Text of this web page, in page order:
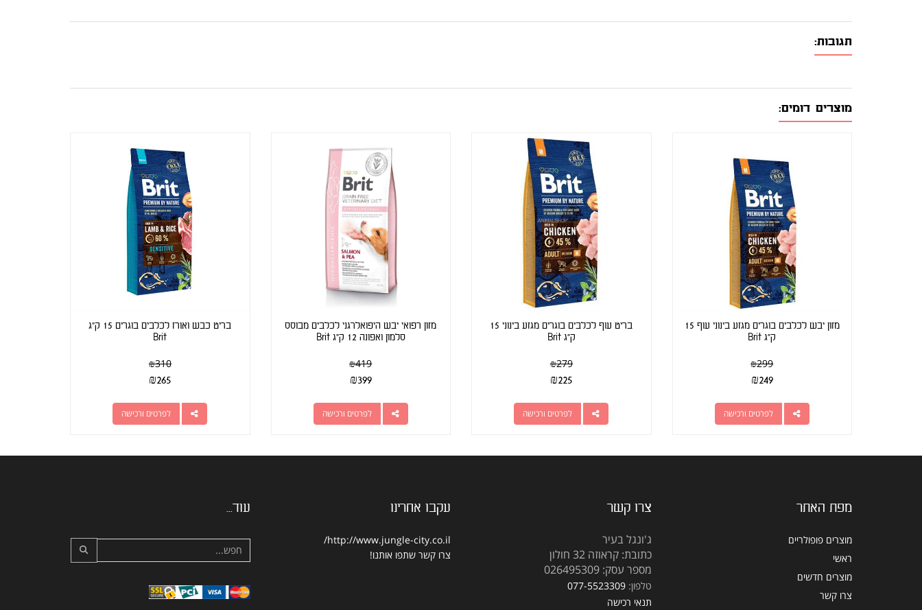
תגובות:
מוצרים דומים:
מזון יבש לכלבים בוגרים מגזע בינוני עוף 15
ק"ג Brit
₪299
₪249
לפרטים ורכישה
בריט עוף לכלבים בוגרים מגזע בינוני 15
ק"ג Brit
₪279
₪225
לפרטים ורכישה
מזון רפואי יבש היפואלרגני לכלבים מבוסס
סלמון ואפונה 12 ק"ג Brit
₪419
₪399
לפרטים ורכישה
בריט כבש ואורז לכלבים בוגרים 15 ק"ג
Brit
₪310
₪265
לפרטים ורכישה
מפת האתר
מוצרים פופולריים
ראשי
מוצרים חדשים
צרו קשר
צרו קשר
ג'ונגל בעיר
כתובת: קראוזה 32 חולון
מספר עסק: 026495309
טלפון: 077-5523309
תנאי רכישה
עקבו אחרינו
http://www.jungle-city.co.il/
צרו קשר שתפו אותנו!
עוד...